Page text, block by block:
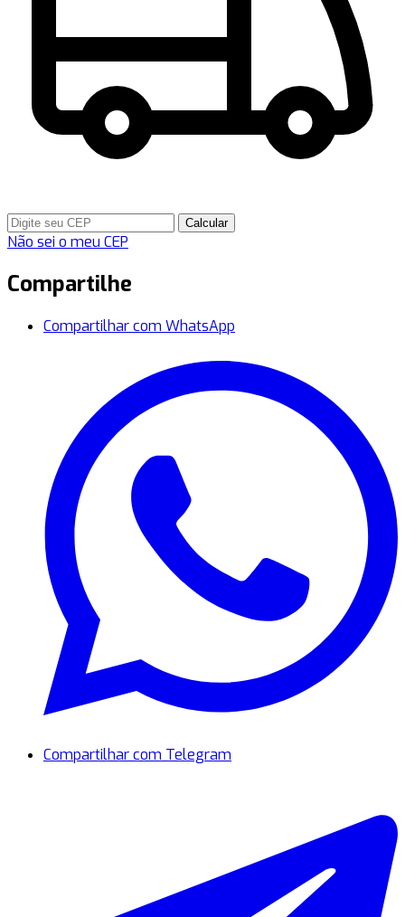
Calcular
Não sei o meu CEP
Compartilhe
Compartilhar com WhatsApp
Compartilhar com Telegram